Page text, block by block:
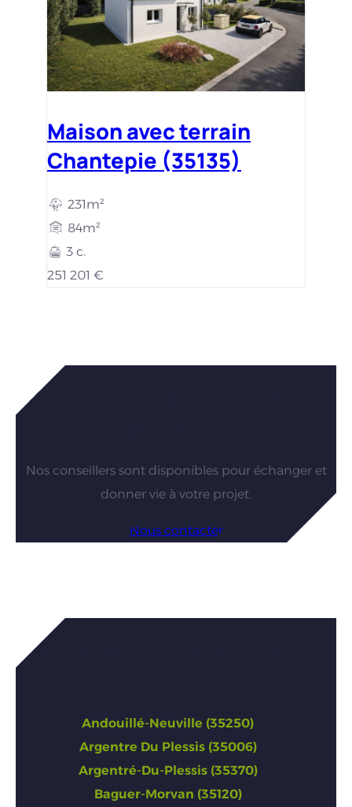
Maison avec terrain
Chantepie (35135)
231m²
84m²
3 c.
251 201 €
Vous êtes intéressés par nos
Nos conseillers sont disponibles pour échanger et
donner vie à votre projet.
Nous contacter
Annonces de Ille-et-Vilaine
Andouillé-Neuville (35250)
Argentre Du Plessis (35006)
Argentré-Du-Plessis (35370)
Baguer-Morvan (35120)